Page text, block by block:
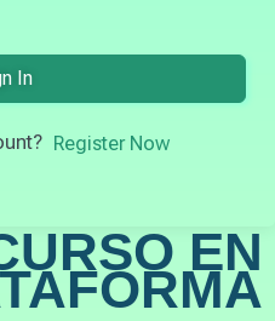
In
Register Now
EN